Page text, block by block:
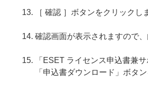
［ 確認 ］ボタンをクリックし
確認画面が表示されますので
「ESET ライセンス申込書兼
「申込書ダウンロード」ボタ